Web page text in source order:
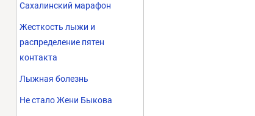
Сахалинский марафон
Жесткость лыжи и
распределение пятен
контакта
Лыжная болезнь
Не стало Жени Быкова